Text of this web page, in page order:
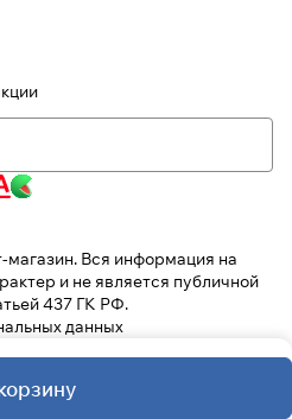
Вся информация на
и не является публичной
437 ГК РФ.
данных